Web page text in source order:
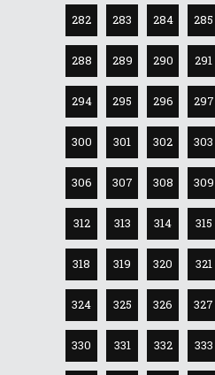
282 283 284 285
288 289 290 291
294 295 296 297
300 301 302 303
306 307 308 309
312 313 314 315
318 319 320 321
324 325 326 327
330 331 332 333